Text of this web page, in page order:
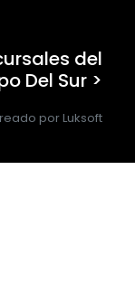
del
Del Sur >
por Luksoft